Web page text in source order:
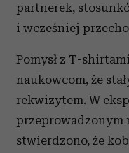
partnerek,
i wcześniej
Pomysł z T-
naukowcom, że
rekwizytem. W
przeprowadzonym
stwierdzono, że